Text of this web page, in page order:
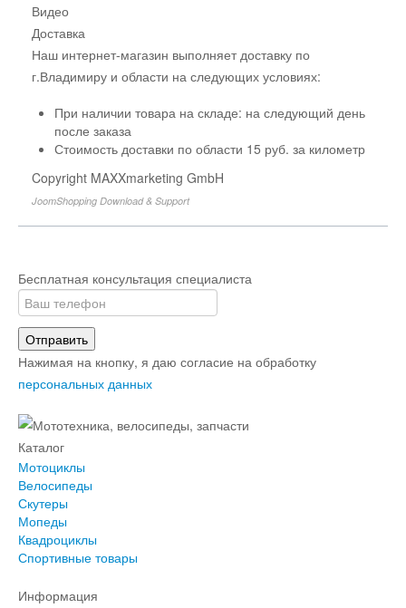
Видео
Доставка
Наш интернет-магазин выполняет доставку по
г.Владимиру и области на следующих условиях:
При наличии товара на складе: на следующий день
после заказа
Стоимость доставки по области 15 руб. за километр
Copyright MAXXmarketing GmbH
JoomShopping Download & Support
Бесплатная консультация специалиста
Отправить
Нажимая на кнопку, я даю согласие на обработку
персональных данных
Каталог
Мотоциклы
Велосипеды
Скутеры
Мопеды
Квадроциклы
Спортивные товары
Информация